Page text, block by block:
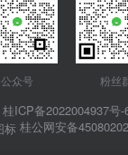
公众号 粉丝
桂ICP备2022004937号-
桂公网安备